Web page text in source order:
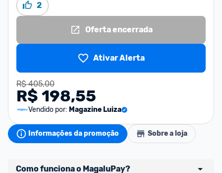
2
Oferta encerrada
Ativar Alerta
R$ 405,00
R$ 198,55
Vendido por: Magazine Luiza
Informações da promoção Sobre a loja
Como funciona o MagaluPay?